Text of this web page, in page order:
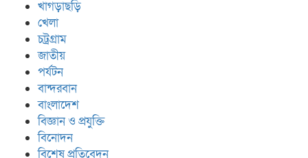
খাগড়াছড়ি
খেলা
চট্রগ্রাম
জাতীয়
পর্যটন
বান্দরবান
বাংলাদেশ
বিজ্ঞান ও প্রযুক্তি
বিনোদন
বিশেষ প্রতিবেদন